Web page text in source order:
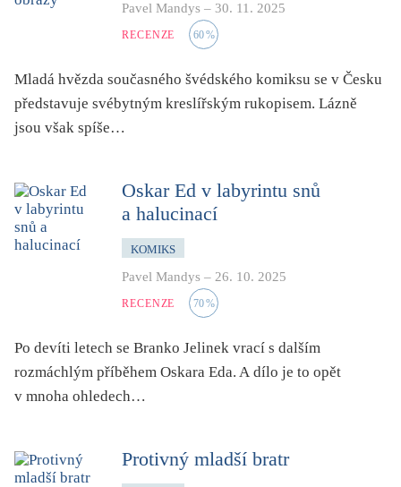
Pavel Mandys – 30. 11. 2025
RECENZE 60%
Mladá hvězda současného švédského komiksu se v Česku
představuje svébytným kreslířským rukopisem. Lázně
jsou však spíše…
Oskar Ed v labyrintu snů
a halucinací
KOMIKS
Pavel Mandys – 26. 10. 2025
RECENZE 70%
Po devíti letech se Branko Jelinek vrací s dalším
rozmáchlým příběhem Oskara Eda. A dílo je to opět
v mnoha ohledech…
Protivný mladší bratr